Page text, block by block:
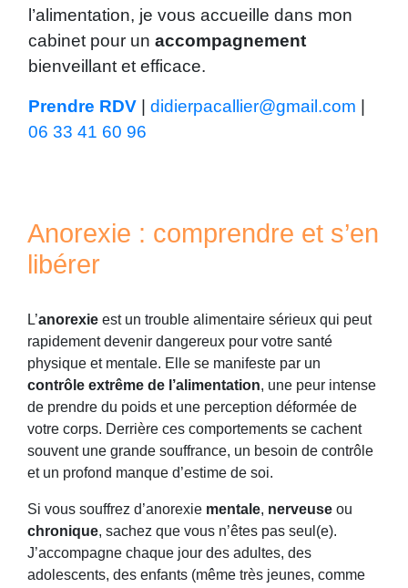
l’alimentation, je vous accueille dans mon
cabinet pour un accompagnement
bienveillant et efficace.
Prendre RDV didierpacallier@gmail.com
06 33 41 60 96
Anorexie : comprendre et s’en
libérer
L’anorexie est un trouble alimentaire sérieux qui peut
rapidement devenir dangereux pour votre santé
physique et mentale. Elle se manifeste par un
contrôle extrême de l’alimentation, une peur intense
de prendre du poids et une perception déformée de
votre corps. Derrière ces comportements se cachent
souvent une grande souffrance, un besoin de contrôle
et un profond manque d’estime de soi.
Si vous souffrez d’anorexie mentale, nerveuse ou
chronique, sachez que vous n’êtes pas seul(e).
J’accompagne chaque jour des adultes, des
adolescents, des enfants (même très jeunes, comme